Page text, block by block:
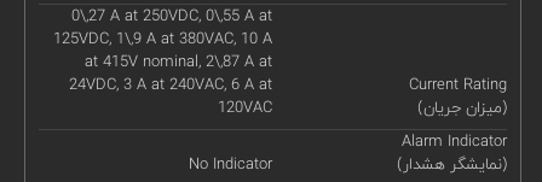
Current Rating
(میزان جریان)
0\,27 A at 250VDC, 0\,55 A at
125VDC, 1\,9 A at 380VAC, 10 A
at 415V nominal, 2\,87 A at
24VDC, 3 A at 240VAC, 6 A at
120VAC
Alarm Indicator
(نمایشگر هشدار)
No Indicator